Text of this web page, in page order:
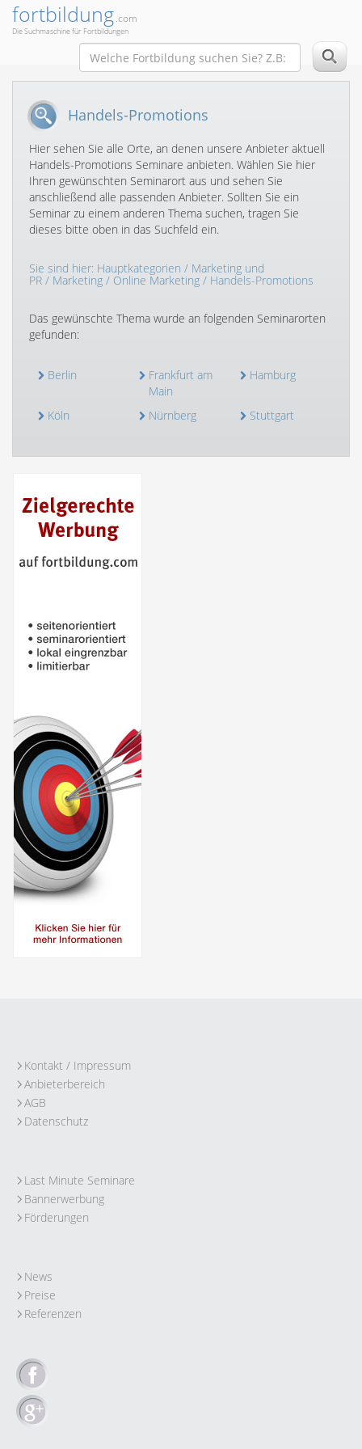
fortbildung.com
Die Suchmaschine für Fortbildungen
Handels-Promotions
Hier sehen Sie alle Orte, an denen unsere Anbieter aktuell
Handels-Promotions Seminare anbieten. Wählen Sie hier
Ihren gewünschten Seminarort aus und sehen Sie
anschließend alle passenden Anbieter. Sollten Sie ein
Seminar zu einem anderen Thema suchen, tragen Sie
dieses bitte oben in das Suchfeld ein.
Sie sind hier: Hauptkategorien / Marketing und
PR / Marketing / Online Marketing / Handels-Promotions
Das gewünschte Thema wurde an folgenden Seminarorten
gefunden:
Berlin
Frankfurt am
Main
Hamburg
Köln Nürnberg Stuttgart
Kontakt / Impressum
Anbieterbereich
AGB
Datenschutz
Last Minute Seminare
Bannerwerbung
Förderungen
News
Preise
Referenzen